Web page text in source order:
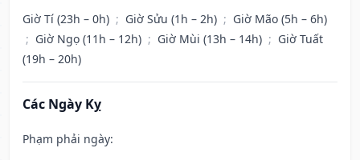
Giờ Tí (23h – 0h) ; Giờ Sửu (1h – 2h) ; Giờ Mão (5h – 6h)
; Giờ Ngọ (11h – 12h) ; Giờ Mùi (13h – 14h) ; Giờ Tuất
(19h – 20h)
Các Ngày Kỵ
Phạm phải ngày: